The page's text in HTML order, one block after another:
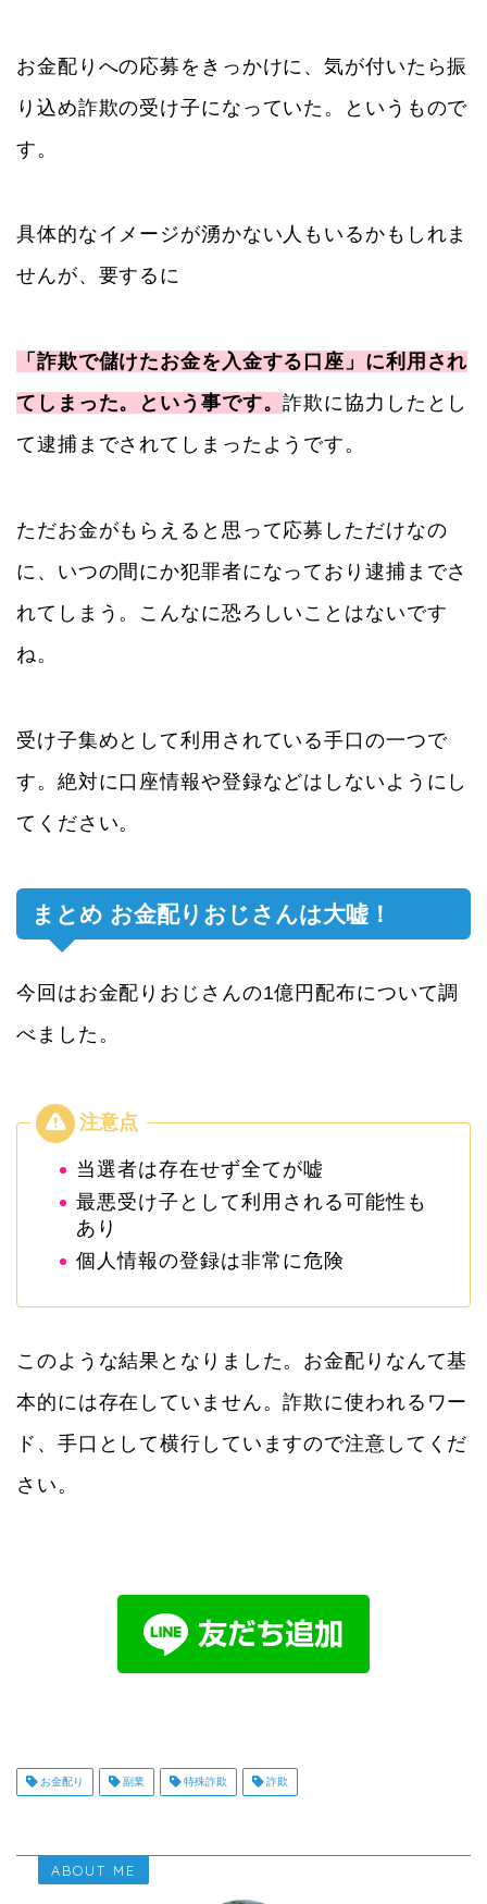
お金配りへの応募をきっかけに、気が付いたら振
り込め詐欺の受け子になっていた。というもので
す。
具体的なイメージが湧かない人もいるかもしれま
せんが、要するに
「詐欺で儲けたお金を入金する口座」に利用され
てしまった。という事です。詐欺に協力したとし
て逮捕までされてしまったようです。
ただお金がもらえると思って応募しただけなの
に、いつの間にか犯罪者になっており逮捕までさ
れてしまう。こんなに恐ろしいことはないです
ね。
受け子集めとして利用されている手口の一つで
す。絶対に口座情報や登録などはしないようにし
てください。
まとめ お金配りおじさんは大嘘！
今回はお金配りおじさんの1億円配布について調
べました。
当選者は存在せず全てが嘘
最悪受け子として利用される可能性も
あり
個人情報の登録は非常に危険
このような結果となりました。お金配りなんて基
本的には存在していません。詐欺に使われるワー
ド、手口として横行していますので注意してくだ
さい。
お金配り 副業 特殊詐欺 詐欺
ABOUT ME